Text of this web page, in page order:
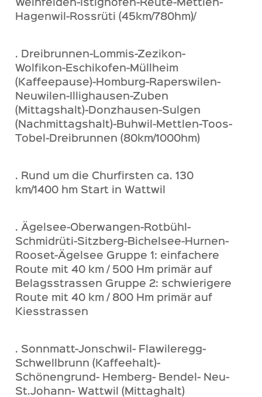
Weinfelden-Istighofen-Reute-Mettlen-
Hagenwil-Rossrüti (45km/780hm)/
. Dreibrunnen-Lommis-Zezikon-
Wolfikon-Eschikofen-Müllheim
(Kaffeepause)-Homburg-Raperswilen-
Neuwilen-Illighausen-Zuben
(Mittagshalt)-Donzhausen-Sulgen
(Nachmittagshalt)-Buhwil-Mettlen-Toos-
Tobel-Dreibrunnen (80km/1000hm)
. Rund um die Churfirsten ca. 130
km/1400 hm Start in Wattwil
. Ägelsee-Oberwangen-Rotbühl-
Schmidrüti-Sitzberg-Bichelsee-Hurnen-
Rooset-Ägelsee Gruppe 1: einfachere
Route mit 40 km / 500 Hm primär auf
Belagsstrassen Gruppe 2: schwierigere
Route mit 40 km / 800 Hm primär auf
Kiesstrassen
. Sonnmatt-Jonschwil- Flawileregg-
Schwellbrunn (Kaffeehalt)-
Schönengrund- Hemberg- Bendel- Neu-
St.Johann- Wattwil (Mittaghalt)